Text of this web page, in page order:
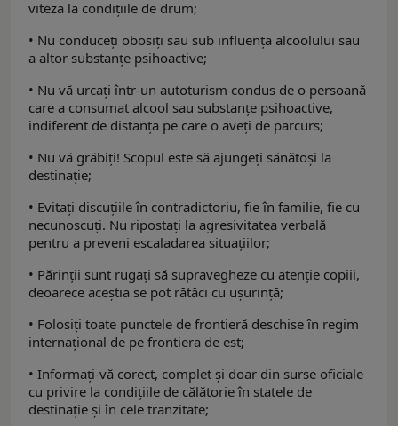
viteza la condițiile de drum;
• Nu conduceți obosiți sau sub influența alcoolului sau
a altor substanțe psihoactive;
• Nu vă urcați într-un autoturism condus de o persoană
care a consumat alcool sau substanțe psihoactive,
indiferent de distanța pe care o aveți de parcurs;
• Nu vă grăbiți! Scopul este să ajungeți sănătoși la
destinație;
• Evitați discuțiile în contradictoriu, fie în familie, fie cu
necunoscuți. Nu ripostați la agresivitatea verbală
pentru a preveni escaladarea situațiilor;
• Părinții sunt rugați să supravegheze cu atenție copiii,
deoarece aceştia se pot rătăci cu ușurință;
• Folosiți toate punctele de frontieră deschise în regim
internațional de pe frontiera de est;
• Informați-vă corect, complet și doar din surse oficiale
cu privire la condițiile de călătorie în statele de
destinație și în cele tranzitate;